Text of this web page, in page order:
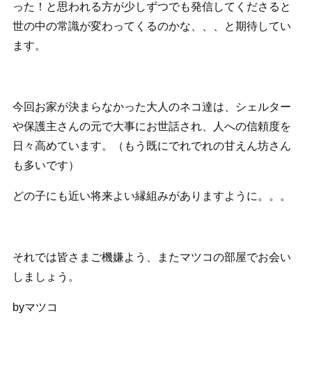
った！と思われる方が少しずつでも発信してくださると
世の中の常識が変わってくるのかな、、、と期待してい
ます。
今回お家が決まらなかった大人のネコ達は、シェルター
や保護主さんの元で大事にお世話され、人への信頼度を
日々高めています。（もう既にでれでれの甘えん坊さん
も多いです）
どの子にも近い将来よい縁組みがありますように。。。
それでは皆さまご機嫌よう、またマツコの部屋でお会い
しましょう。
byマツコ